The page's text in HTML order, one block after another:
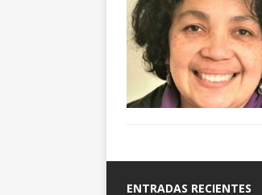
ENTRADAS RECIENTES